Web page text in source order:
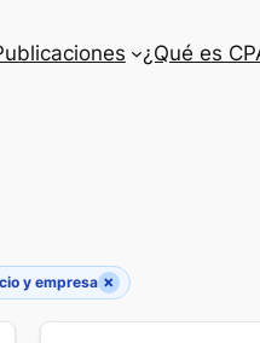
¿Qué es
y empresa ×